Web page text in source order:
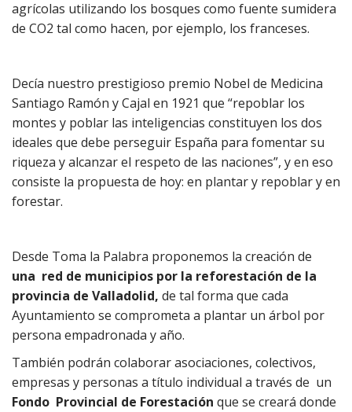
agrícolas utilizando los bosques como fuente sumidera
de CO2 tal como hacen, por ejemplo, los franceses.
Decía nuestro prestigioso premio Nobel de Medicina
Santiago Ramón y Cajal en 1921 que “repoblar los
montes y poblar las inteligencias constituyen los dos
ideales que debe perseguir España para fomentar su
riqueza y alcanzar el respeto de las naciones”, y en eso
consiste la propuesta de hoy: en plantar y repoblar y en
forestar.
Desde Toma la Palabra proponemos la creación de
una red de municipios por la reforestación de la
provincia de Valladolid, de tal forma que cada
Ayuntamiento se comprometa a plantar un árbol por
persona empadronada y año.
También podrán colaborar asociaciones, colectivos,
empresas y personas a título individual a través de un
Fondo Provincial de Forestación que se creará donde